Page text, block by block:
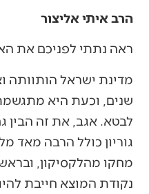
הרב איתי אליצור
ראה נתתי לפניכם את
מדינת ישראל הותוותה
שנים, וכעת היא
לבטא. אגב, את זה הבין
גוריון כולל הרבה מאד
מחקו מהלקסיקון,
נקודת המוצא חייבת